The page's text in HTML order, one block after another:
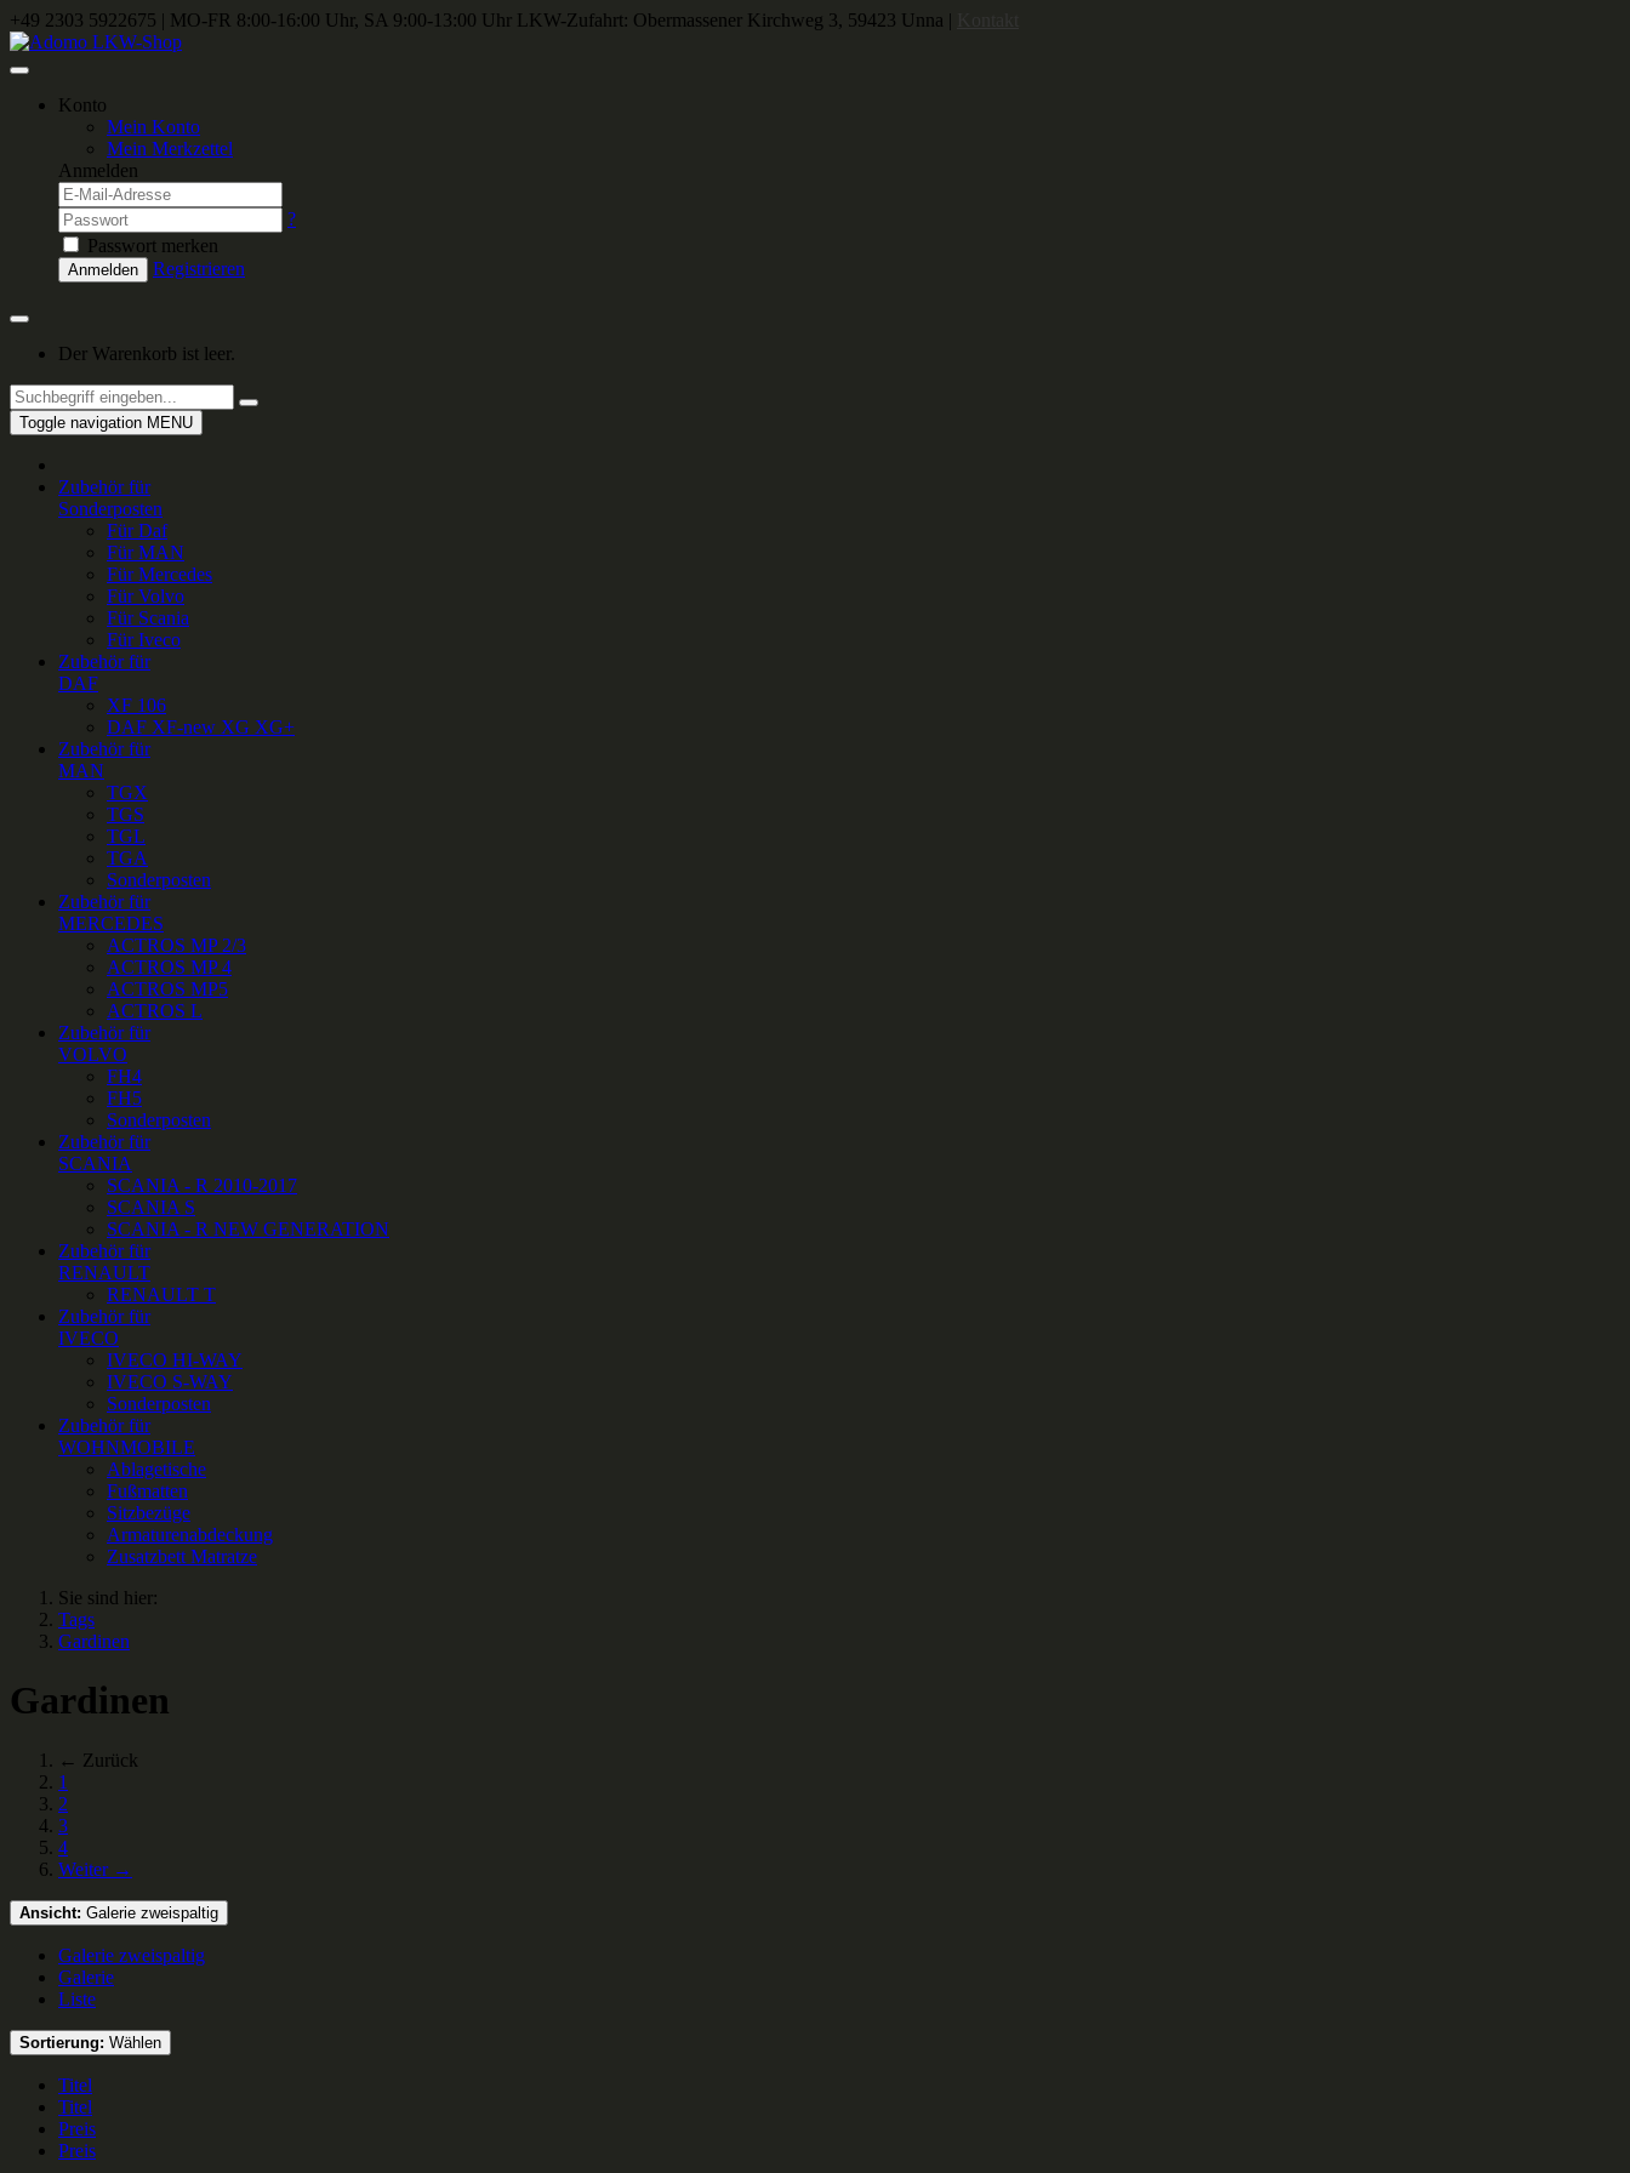
+49 2303 5922675 | MO-FR 8:00-16:00 Uhr, SA 9:00-13:00 Uhr LKW-Zufahrt: Obermassener Kirchweg 3, 59423 Unna |
Konto
Mein Konto
Mein Merkzettel
Anmelden
?
Passwort merken
Anmelden Registrieren
Der Warenkorb ist leer.
Toggle navigation MENU
Zubehör für
Sonderposten
Für Daf
Für MAN
Für Mercedes
Für Volvo
Für Scania
Für Iveco
Zubehör für
DAF
XF 106
DAF XF-new XG XG+
Zubehör für
MAN
TGX
TGS
TGL
TGA
Sonderposten
Zubehör für
MERCEDES
ACTROS MP 2/3
ACTROS MP 4
ACTROS MP5
ACTROS L
Zubehör für
VOLVO
FH4
FH5
Sonderposten
Zubehör für
SCANIA
SCANIA - R 2010-2017
SCANIA S
SCANIA - R NEW GENERATION
Zubehör für
RENAULT
RENAULT T
Zubehör für
IVECO
IVECO HI-WAY
IVECO S-WAY
Sonderposten
Zubehör für
WOHNMOBILE
Ablagetische
Fußmatten
Sitzbezüge
Armaturenabdeckung
Zusatzbett Matratze
Sie sind hier:
Tags
Gardinen
Gardinen
← Zurück
1
2
3
4
Weiter →
Ansicht: Galerie zweispaltig
Galerie zweispaltig
Galerie
Liste
Sortierung: Wählen
Titel
Titel
Preis
Preis